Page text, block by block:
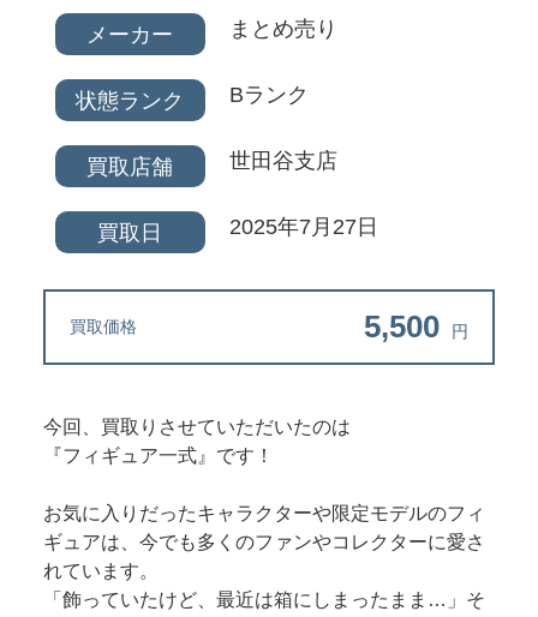
メーカー まとめ売り
状態ランク Bランク
買取店舗 世田谷支店
買取日 2025年7月27日
買取価格 5,500 円
今回、買取りさせていただいたのは
『フィギュア一式』です！
お気に入りだったキャラクターや限定モデルのフィ
ギュアは、今でも多くのファンやコレクターに愛さ
れています。
「飾っていたけど、最近は箱にしまったまま…」そ